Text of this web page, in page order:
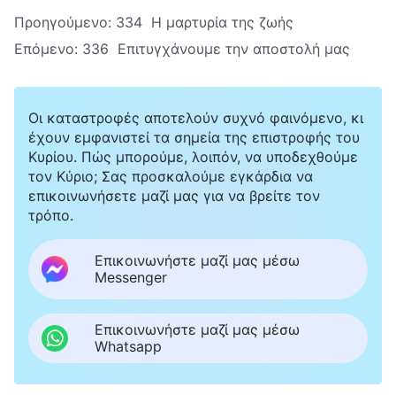
Προηγούμενο: 334 Η μαρτυρία της ζωής
Επόμενο: 336 Επιτυγχάνουμε την αποστολή μας
Οι καταστροφές αποτελούν συχνό φαινόμενο, κι
έχουν εμφανιστεί τα σημεία της επιστροφής του
Κυρίου. Πώς μπορούμε, λοιπόν, να υποδεχθούμε
τον Κύριο; Σας προσκαλούμε εγκάρδια να
επικοινωνήσετε μαζί μας για να βρείτε τον
τρόπο.
Επικοινωνήστε μαζί μας μέσω
Messenger
Επικοινωνήστε μαζί μας μέσω
Whatsapp